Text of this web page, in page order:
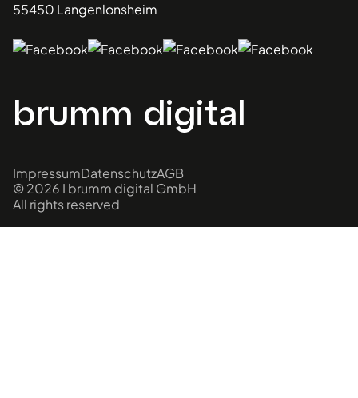
55450 Langenlonsheim
brumm digital
© 2026 I brumm digital GmbH
All rights reserved
ImpressumDatenschutzAGB